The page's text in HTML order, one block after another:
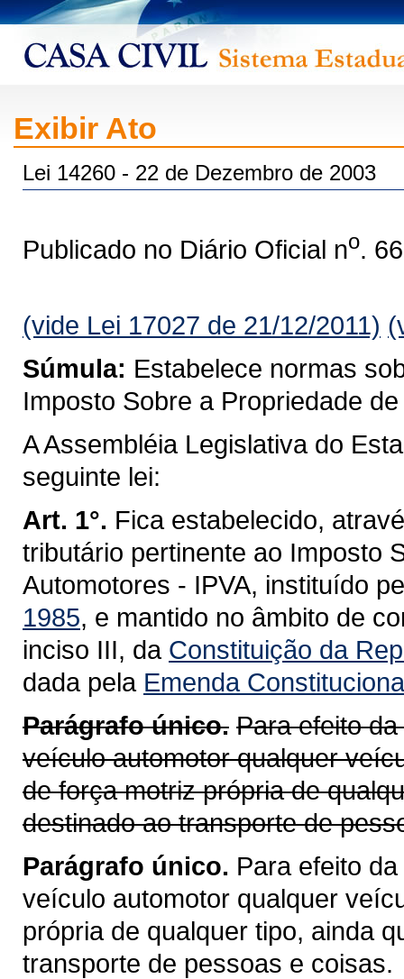
Exibir Ato
Lei 14260 - 22 de Dezembro de 2003
Publicado no Diário Oficial no.
(vide Lei 17027 de 21/12/2011)
Súmula: Estabelece normas
Imposto Sobre a Propriedade
A Assembléia Legislativa do
seguinte lei:
Art. 1°. Fica estabelecido,
tributário pertinente ao Imposto
Automotores - IPVA, instituído
1985, e mantido no âmbito de
inciso III, da Constituição da
dada pela Emenda
Parágrafo único. Para efeito
veículo automotor qualquer
de força motriz própria de
destinado ao transporte de
Parágrafo único. Para efeito
veículo automotor qualquer
própria de qualquer tipo, ainda
transporte de pessoas e coisas.